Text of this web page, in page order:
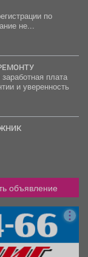
образование не...
плата
и уверенность
объявление